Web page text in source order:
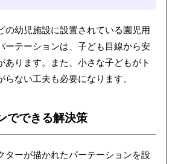
の幼児施設に設置されている園児用
ーテーションは、子ども目線から安
あります。また、小さな子どもがト
らない工夫も必要になります。
でできる解決策
ターが描かれたパーテーションを設